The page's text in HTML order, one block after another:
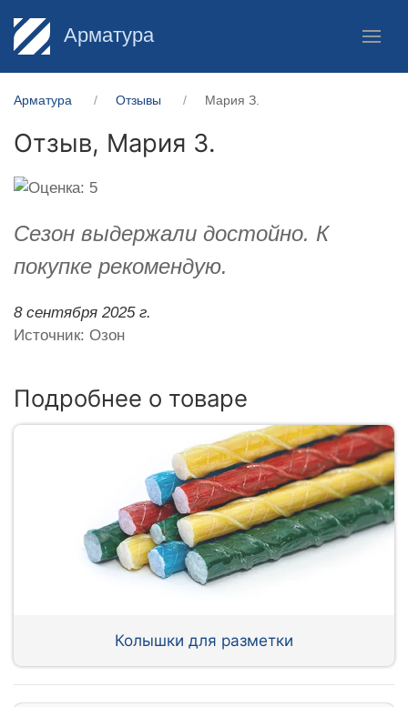
Арматура
Арматура Отзывы Мария З.
Отзыв, Мария З.
Cезон выдержали достойно. К
покупке рекомендую.
8 сентября 2025 г.
Источник: Озон
Подробнее о товаре
Колышки для разметки